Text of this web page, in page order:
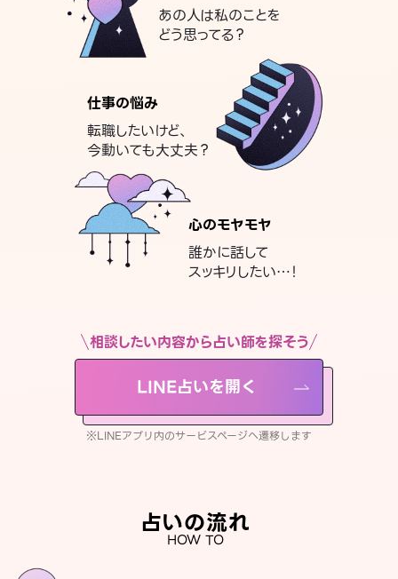
あの人は私のことを
どう思ってる？
仕事の悩み
転職したいけど、
今動いても大丈夫？
心のモヤモヤ
誰かに話して
スッキリしたい…！
相談したい内容から占い師を探そう
LINE占いを開く
※LINEアプリ内のサービスページへ遷移します
占いの流れ
HOW TO